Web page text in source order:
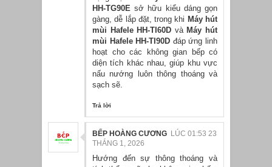
HH-TG90E sở hữu kiểu dáng gọn
gàng, dễ lắp đặt, trong khi Máy hút
mùi Hafele HH-TI60D vàMáy hút
mùi Hafele HH-TI90D đáp ứng linh
hoạt cho các không gian bếp có
diện tích khác nhau, giúp khu vực
nấu nướng luôn thông thoáng và
sạch sẽ.
Trả lời
BẾP HOÀNG CƯƠNG LÚC 01:53 23
THÁNG 1, 2026
Hướng đến sự thông thoáng và